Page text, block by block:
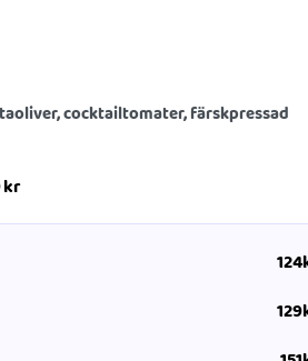
cocktailtomater, färskpressad
kr
124
129